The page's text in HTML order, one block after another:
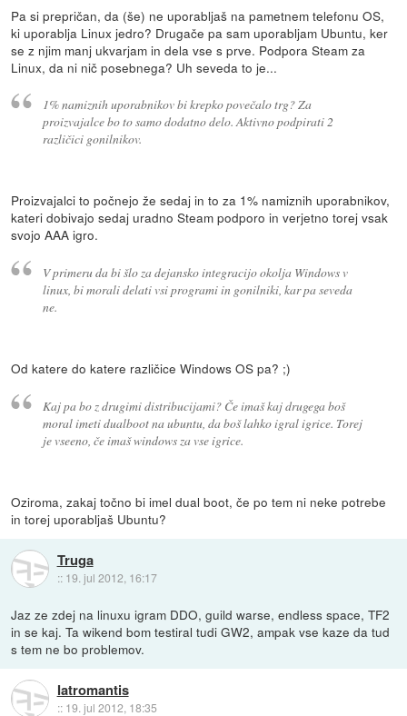
Pa si prepričan, da (še) ne uporabljaš na pametnem telefonu OS,
ki uporablja Linux jedro? Drugače pa sam uporabljam Ubuntu, ker
se z njim manj ukvarjam in dela vse s prve. Podpora Steam za
Linux, da ni nič posebnega? Uh seveda to je...
1% namiznih uporabnikov bi krepko povečalo trg? Za
proizvajalce bo to samo dodatno delo. Aktivno podpirati 2
različici gonilnikov.
Proizvajalci to počnejo že sedaj in to za 1% namiznih uporabnikov,
kateri dobivajo sedaj uradno Steam podporo in verjetno torej vsak
svojo AAA igro.
V primeru da bi šlo za dejansko integracijo okolja Windows v
linux, bi morali delati vsi programi in gonilniki, kar pa seveda
ne.
Od katere do katere različice Windows OS pa? ;)
Kaj pa bo z drugimi distribucijami? Če imaš kaj drugega boš
moral imeti dualboot na ubuntu, da boš lahko igral igrice. Torej
je vseeno, če imaš windows za vse igrice.
Oziroma, zakaj točno bi imel dual boot, če po tem ni neke potrebe
in torej uporabljaš Ubuntu?
Truga
:: 19. jul 2012, 16:17
Jaz ze zdej na linuxu igram DDO, guild warse, endless space, TF2
in se kaj. Ta wikend bom testiral tudi GW2, ampak vse kaze da tud
s tem ne bo problemov.
Iatromantis
:: 19. jul 2012, 18:35